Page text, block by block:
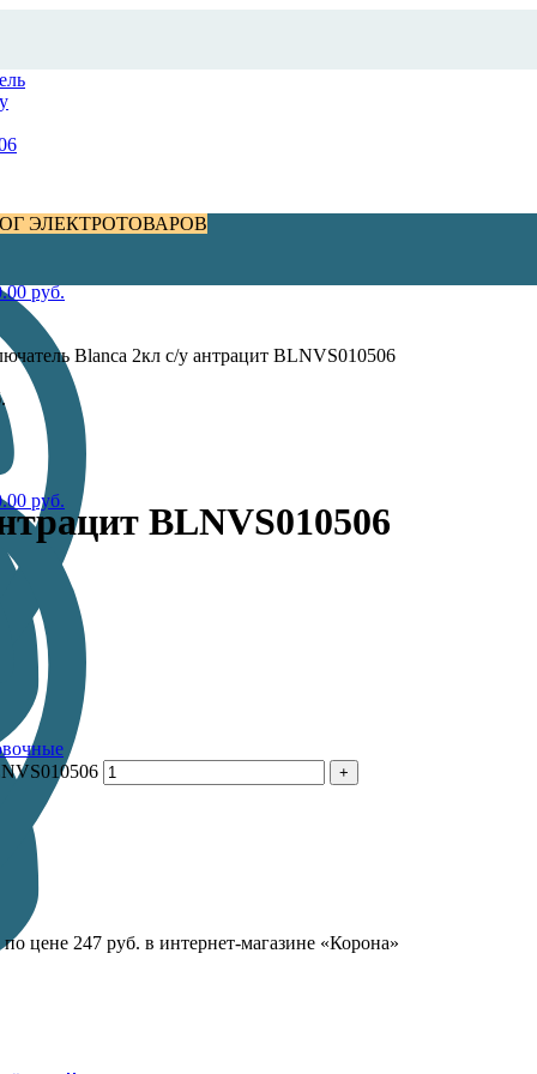
руб.
руб.
ЭЛЕКТРОТОВАРОВ
Blanca 2кл с/у антрацит BLNVS010506
BLNVS010506
цене 247 руб. в интернет-магазине «Корона»